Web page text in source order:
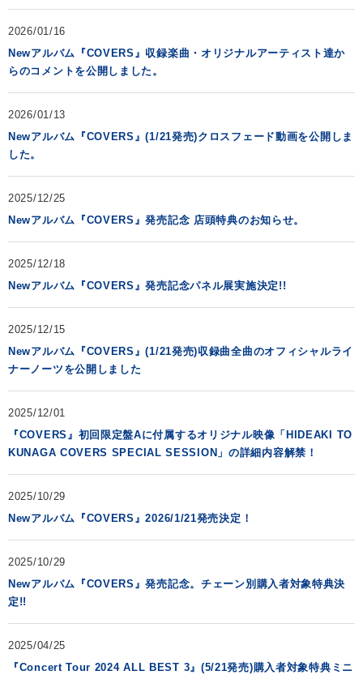
2026/01/16
Newアルバム『COVERS』収録楽曲・オリジナルアーティスト達か
らのコメントを公開しました。
2026/01/13
Newアルバム『COVERS』(1/21発売)クロスフェード動画を公開しま
した。
2025/12/25
Newアルバム『COVERS』発売記念 店頭特典のお知らせ。
2025/12/18
Newアルバム『COVERS』発売記念パネル展実施決定!!
2025/12/15
Newアルバム『COVERS』(1/21発売)収録曲全曲のオフィシャルライ
ナーノーツを公開しました
2025/12/01
『COVERS』初回限定盤Aに付属するオリジナル映像「HIDEAKI TO
KUNAGA COVERS SPECIAL SESSION」の詳細内容解禁！
2025/10/29
Newアルバム『COVERS』2026/1/21発売決定！
2025/10/29
Newアルバム『COVERS』発売記念。チェーン別購入者対象特典決
定!!
2025/04/25
『Concert Tour 2024 ALL BEST 3』(5/21発売)購入者対象特典ミニ